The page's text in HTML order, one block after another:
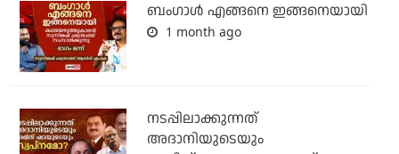
ബം​ഗാൾ എങ്ങനെ ഇങ്ങനെയായി
1 month ago
നടപ്പിലാക്കുന്നത്
അദാനിയുടെയും